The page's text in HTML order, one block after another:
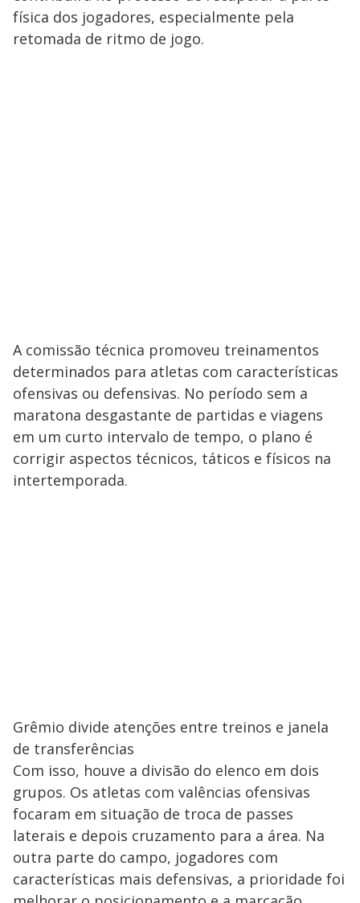
física dos jogadores, especialmente pela
retomada de ritmo de jogo.
A comissão técnica promoveu treinamentos
determinados para atletas com características
ofensivas ou defensivas. No período sem a
maratona desgastante de partidas e viagens
em um curto intervalo de tempo, o plano é
corrigir aspectos técnicos, táticos e físicos na
intertemporada.
Grêmio divide atenções entre treinos e janela
de transferências
Com isso, houve a divisão do elenco em dois
grupos. Os atletas com valências ofensivas
focaram em situação de troca de passes
laterais e depois cruzamento para a área. Na
outra parte do campo, jogadores com
características mais defensivas, a prioridade foi